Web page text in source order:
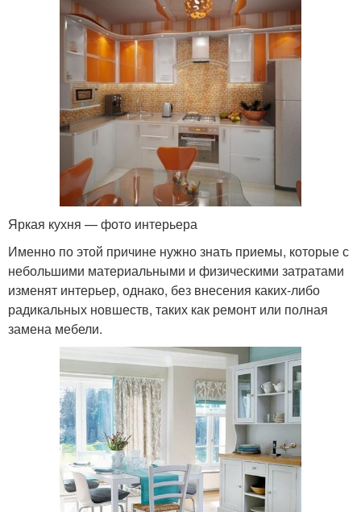
Яркая кухня — фото интерьера
Именно по этой причине нужно знать приемы, которые с
небольшими материальными и физическими затратами
изменят интерьер, однако, без внесения каких-либо
радикальных новшеств, таких как ремонт или полная
замена мебели.